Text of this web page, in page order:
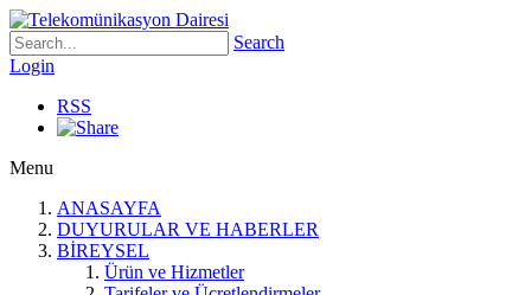
Search
Login
RSS
Menu
ANASAYFA
DUYURULAR VE HABERLER
BİREYSEL
Ürün ve Hizmetler